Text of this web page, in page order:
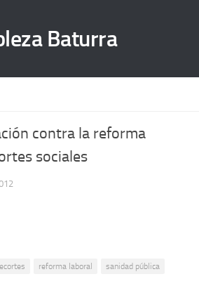
Baturra
contra la reforma
sociales
reforma laboral sanidad pública